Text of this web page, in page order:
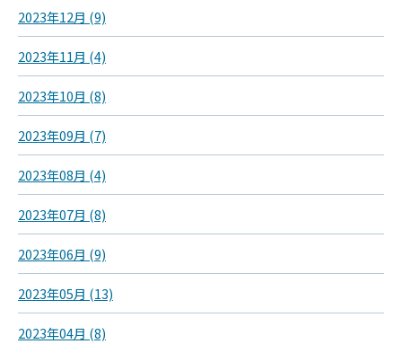
2023年12月 (9)
2023年11月 (4)
2023年10月 (8)
2023年09月 (7)
2023年08月 (4)
2023年07月 (8)
2023年06月 (9)
2023年05月 (13)
2023年04月 (8)